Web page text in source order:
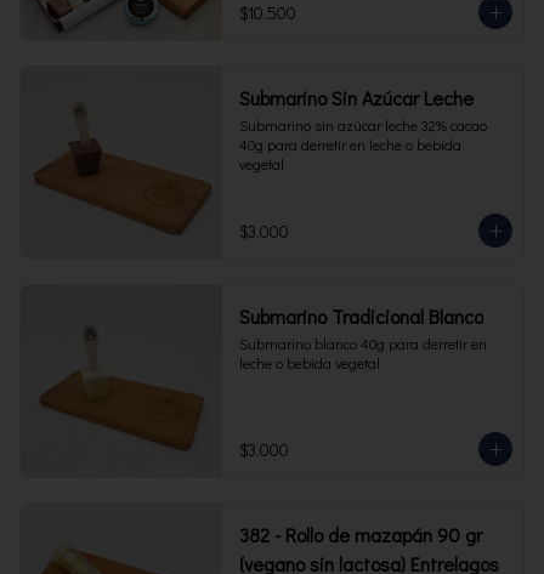
$10.500
Submarino Sin Azúcar Leche
Submarino sin azúcar leche 32% cacao
40g para derretir en leche o bebida
vegetal
$3.000
Submarino Tradicional Blanco
Submarino blanco 40g para derretir en
leche o bebida vegetal
$3.000
382 - Rollo de mazapán 90 gr
(vegano sin lactosa) Entrelagos